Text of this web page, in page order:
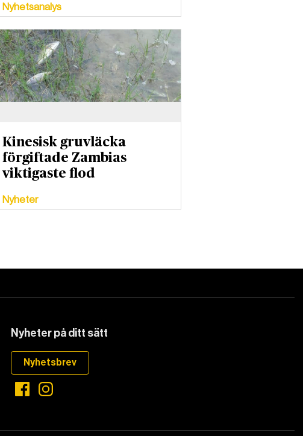
Nyhetsanalys
Kinesisk gruvläcka
förgiftade Zambias
viktigaste flod
Nyheter
Nyheter på ditt sätt
Nyhetsbrev